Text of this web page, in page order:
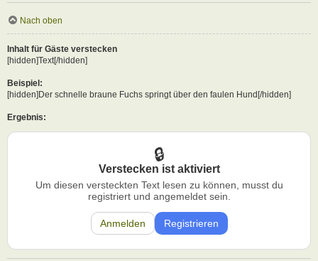
Nach oben
Inhalt für Gäste verstecken
[hidden]Text[/hidden]
Beispiel:
[hidden]Der schnelle braune Fuchs springt über den faulen Hund[/hidden]
Ergebnis:
Verstecken ist aktiviert
Um diesen versteckten Text lesen zu können, musst du
registriert und angemeldet sein.
Anmelden Registrieren